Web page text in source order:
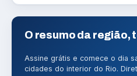
O resumo da região,
Assine grátis e comece o dia
cidades do interior do Rio.